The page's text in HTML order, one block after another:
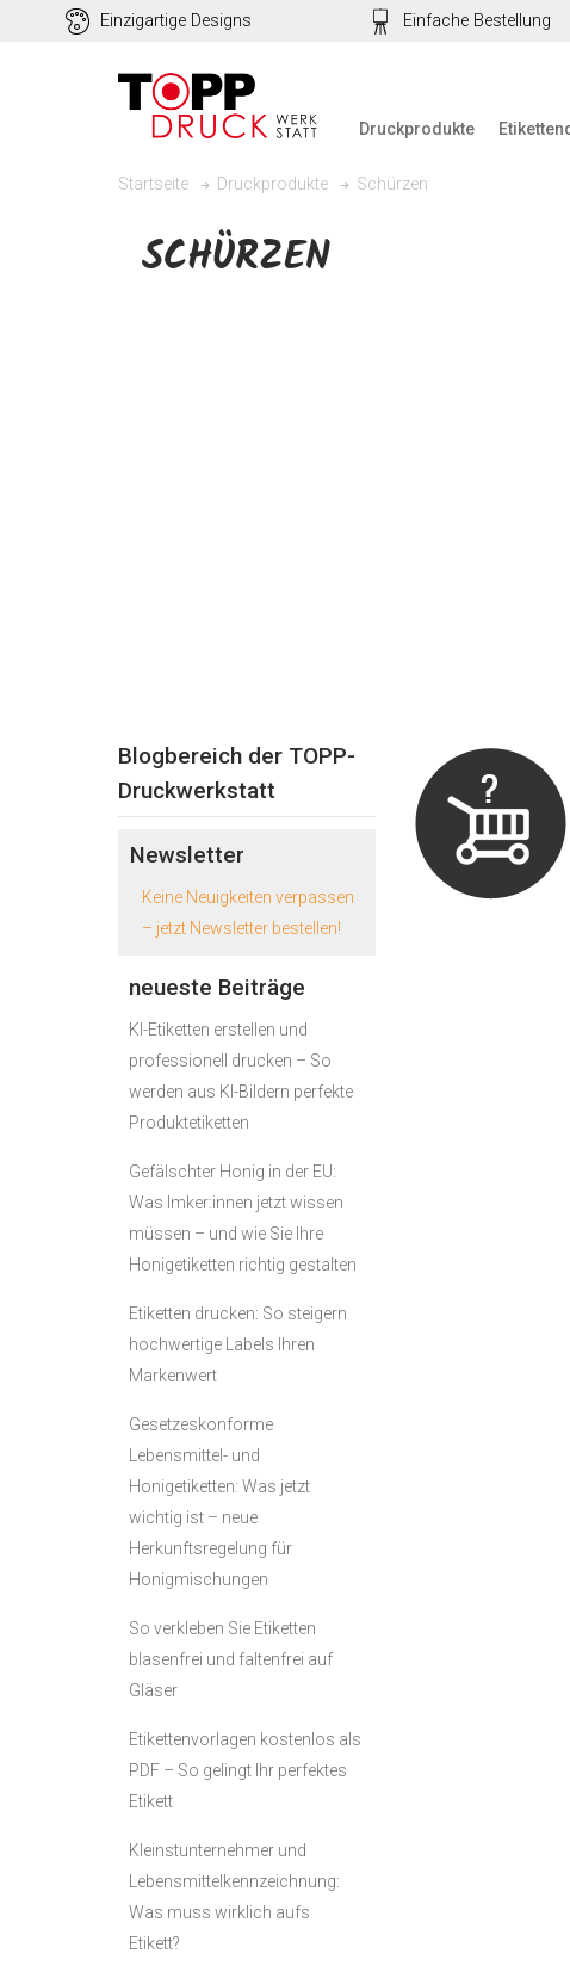
Einzigartige Designs Einfache Bestellung
Druckprodukte
Startseite Druckprodukte Schürzen
SCHÜRZEN
Blogbereich der TOPP-
Druckwerkstatt
Newsletter
Keine Neuigkeiten verpassen
– jetzt Newsletter bestellen!
neueste Beiträge
KI-Etiketten erstellen und
professionell drucken – So
werden aus KI-Bildern perfekte
Produktetiketten
Gefälschter Honig in der EU:
Was Imker:innen jetzt wissen
müssen – und wie Sie Ihre
Honigetiketten richtig gestalten
Etiketten drucken: So steigern
hochwertige Labels Ihren
Markenwert
Gesetzeskonforme
Lebensmittel- und
Honigetiketten: Was jetzt
wichtig ist – neue
Herkunftsregelung für
Honigmischungen
So verkleben Sie Etiketten
blasenfrei und faltenfrei auf
Gläser
Etikettenvorlagen kostenlos als
PDF – So gelingt Ihr perfektes
Etikett
Kleinstunternehmer und
Lebensmittelkennzeichnung:
Was muss wirklich aufs
Etikett?